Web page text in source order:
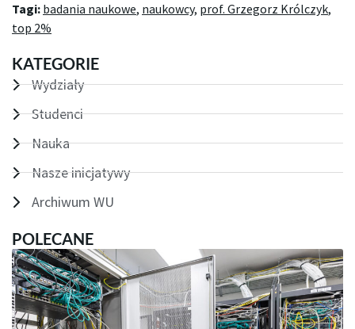
Tagi: badania naukowe, naukowcy, prof. Grzegorz Królczyk,
top 2%
KATEGORIE
Wydziały
Studenci
Nauka
Nasze inicjatywy
Archiwum WU
POLECANE